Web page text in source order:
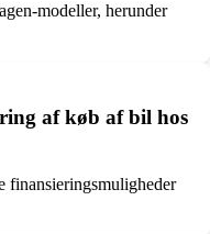
modeller, herunder
af køb af bil hos